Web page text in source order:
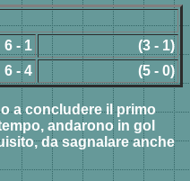
6 - 1
(3 - 1)
6 - 4
(5 - 0)
a concludere il primo
andarono in gol
da sagnalare anche